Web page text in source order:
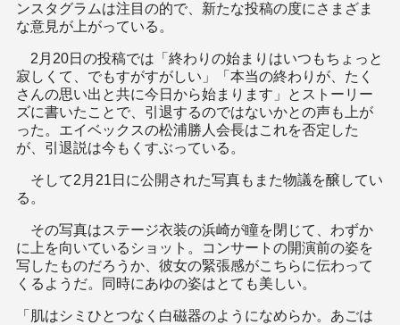
ンスタグラムは注目の的で、新たな投稿の度にさまざま
な意見が上がっている。
2月20日の投稿では「終わりの始まりはいつもちょっと
寂しくて、でもすがすがしい」「本当の終わりが、たく
さんの思い出と共に今日から始まります」とストーリー
ズに書いたことで、引退するのではないかとの声も上が
った。エイベックスの松浦勝人会長はこれを否定した
が、引退説は今もくすぶっている。
そして2月21日に公開された写真もまた物議を醸してい
る。
その写真はステージ衣装の浜崎が瞳を閉じて、わずか
に上を向いているショット。コンサートの開演前の姿を
写したものだろうか、彼女の緊張感がこちらに伝わって
くるようだ。同時にあゆの姿はとても美しい。
「肌はシミひとつなく白磁器のようになめらか。あごは